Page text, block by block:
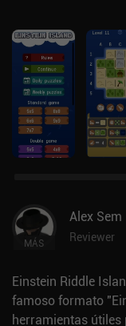
MÁS
Alex Sem
Reviewer
Einstein Riddle
famoso formato
herramientas útiles